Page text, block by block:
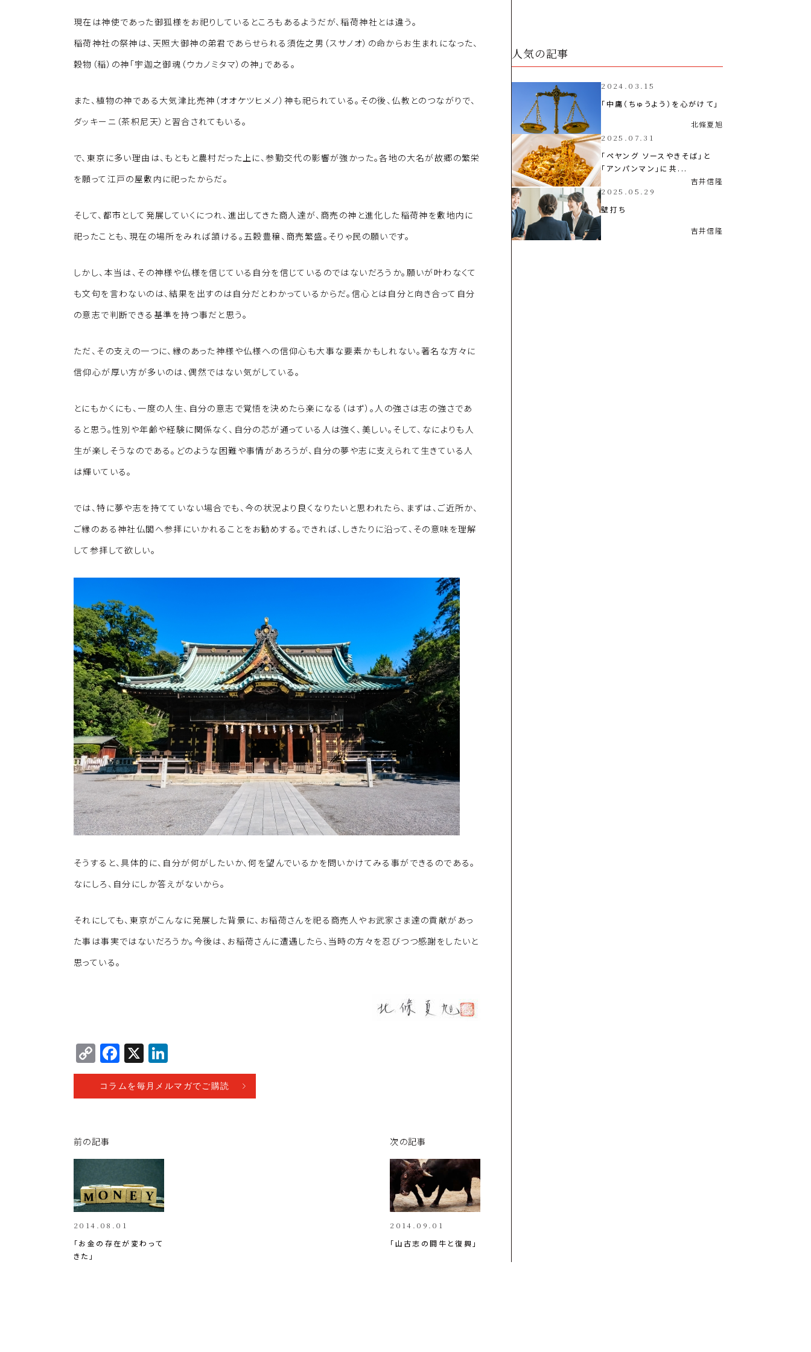
現在は神使であった御狐様をお祀りしているところもあるようだが、稲荷神社とは違う。
稲荷神社の祭神は、天照大御神の弟君であらせられる須佐之男（スサノオ）の命からお生まれになった、
穀物（稲）の神「宇迦之御魂（ウカノミタマ）の神」である。
また、植物の神である大気津比売神（オオケツヒメノ）神も祀られている。その後、仏教とのつながりで、
ダッキーニ（茶枳尼天）と習合されてもいる。
で、東京に多い理由は、もともと農村だった上に、参勤交代の影響が強かった。各地の大名が故郷の繁栄
を願って江戸の屋敷内に祀ったからだ。
そして、都市として発展していくにつれ、進出してきた商人達が、商売の神と進化した稲荷神を敷地内に
祀ったことも、現在の場所をみれば頷ける。五穀豊穣、商売繁盛。そりゃ民の願いです。
しかし、本当は、その神様や仏様を信じている自分を信じているのではないだろうか。願いが叶わなくて
も文句を言わないのは、結果を出すのは自分だとわかっているからだ。信心とは自分と向き合って自分
の意志で判断できる基準を持つ事だと思う。
ただ、その支えの一つに、縁のあった神様や仏様への信仰心も大事な要素かもしれない。著名な方々に
信仰心が厚い方が多いのは、偶然ではない気がしている。
とにもかくにも、一度の人生、自分の意志で覚悟を決めたら楽になる（はず）。人の強さは志の強さであ
ると思う。性別や年齢や経験に関係なく、自分の芯が通っている人は強く、美しい。そして、なによりも人
生が楽しそうなのである。どのような困難や事情があろうが、自分の夢や志に支えられて生きている人
は輝いている。
では、特に夢や志を持てていない場合でも、今の状況より良くなりたいと思われたら、まずは、ご近所か、
ご縁のある神社仏閣へ参拝にいかれることをお勧めする。できれば、しきたりに沿って、その意味を理解
して参拝して欲しい。
そうすると、具体的に、自分が何がしたいか、何を望んでいるかを問いかけてみる事ができるのである。
なにしろ、自分にしか答えがないから。
それにしても、東京がこんなに発展した背景に、お稲荷さんを祀る商売人やお武家さま達の貢献があっ
た事は事実ではないだろうか。今後は、お稲荷さんに遭遇したら、当時の方々を忍びつつ感謝をしたいと
思っている。
C
o
p
Li
n
F
a
c
k
X
n
k
コラムを毎月メルマガでご購読
前の記事
2014.08.01
「お金の存在が変わって
きた」
次の記事
2014.09.01
「山古志の闘牛と復興」
人気の記事
2024.03.15
「中庸（ちゅうよう）を心がけて」
北條夏旭
2025.07.31
「ペヤング ソースやきそば」と
「アンパンマン」に共...
吉井信隆
2025.05.29
壁打ち
吉井信隆